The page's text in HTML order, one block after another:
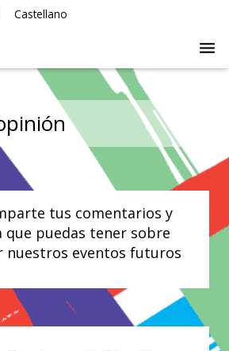
Castellano
tus comentarios y
que puedas tener sobre
nuestros eventos futuros